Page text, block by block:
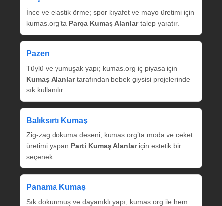
İnce ve elastik örme; spor kıyafet ve mayo üretimi için
kumas.org’ta Parça Kumaş Alanlartalep yaratır.
Pazen
Tüylü ve yumuşak yapı; kumas.org iç piyasa için
Kumaş Alanlartarafından bebek giysisi projelerinde
sık kullanılır.
Balıksırtı Kumaş
Zig‑zag dokuma deseni; kumas.org’ta moda ve ceket
üretimi yapan Parti Kumaş Alanlariçin estetik bir
seçenek.
Panama Kumaş
Sık dokunmuş ve dayanıklı yapı; kumas.org ile hem